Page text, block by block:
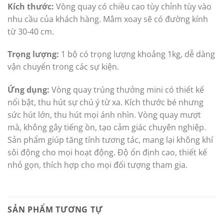
Kích thước: Vòng quay có chiều cao tùy chỉnh tùy vào
nhu cầu của khách hàng. Mâm xoay sẽ có đường kính
từ 30-40 cm.
Trọng lượng: 1 bộ có trọng lượng khoảng 1kg, dễ dàng
vận chuyển trong các sự kiện.
Ứng dụng: Vòng quay trúng thưởng mini có thiết kế
nổi bật, thu hút sự chú ý từ xa. Kích thước bé nhưng
sức hút lớn, thu hút mọi ánh nhìn. Vòng quay mượt
mà, không gây tiếng ồn, tạo cảm giác chuyên nghiệp.
Sản phẩm giúp tăng tính tương tác, mang lại không khí
sôi động cho mọi hoạt động. Độ ổn định cao, thiết kế
nhỏ gọn, thích hợp cho mọi đối tượng tham gia.
SẢN PHẨM TƯƠNG TỰ